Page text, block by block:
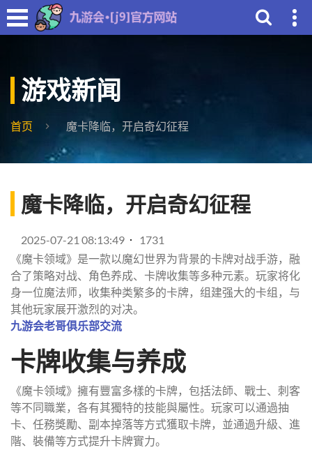
游戏新闻
首页 魔卡降临，开启奇幻征程
魔卡降临，开启奇幻征程
2025-07-21 08:13:49
1731
《魔卡领域》是一款以魔幻世界为背景的卡牌对战手游，融
合了策略对战、角色养成、卡牌收集等多种元素。玩家将化
身一位魔法师，收集种类繁多的卡牌，组建强大的卡组，与
其他玩家展开激烈的对决。
九游会老哥俱乐部交流
卡牌收集与养成
《魔卡领域》擁有豐富多樣的卡牌，包括法師、戰士、刺客
等不同職業，各有其獨特的技能與屬性。玩家可以通過抽
卡、任務獎勵、副本掉落等方式獲取卡牌，並通過升級、進
階、裝備等方式提升卡牌實力。